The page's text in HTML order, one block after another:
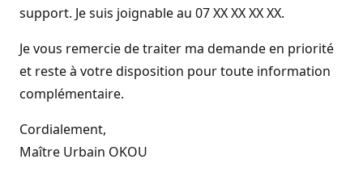
support. Je suis joignable au 07 XX XX XX XX.
Je vous remercie de traiter ma demande en priorité
et reste à votre disposition pour toute information
complémentaire.
Cordialement,
Maître Urbain OKOU